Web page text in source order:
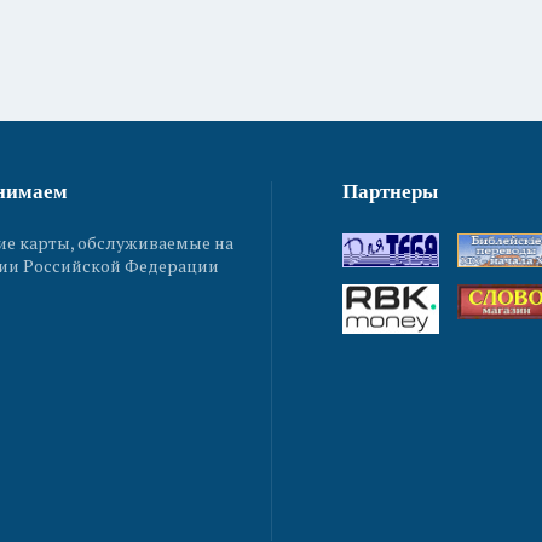
карты, обслуживаемые на
Российской Федерации
Партнеры